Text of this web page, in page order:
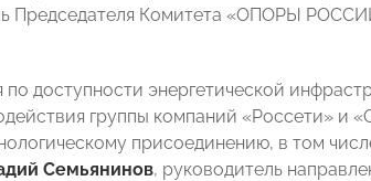
Председателя Комитета «ОПОРЫ
доступности энергетической
группы компаний «Россети»
присоединению, в том
Семьянинов, руководитель